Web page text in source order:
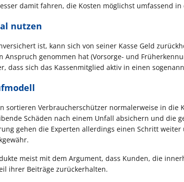
damit fahren, die Kosten möglichst umfassend
nutzen
ist, kann sich von seiner Kasse Geld
Anspruch genommen hat (Vorsorge- und
dass sich das Kassenmitglied aktiv in einen
sortieren Verbraucherschützer normalerweise in die
Schäden nach einem Unfall absichern und die
gehen die Experten allerdings einen Schritt
meist mit dem Argument, dass Kunden, die
ihrer Beiträge zurückerhalten.